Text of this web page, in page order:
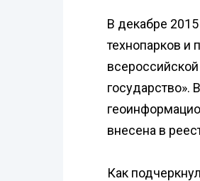
В декабре
технопарков и
государство».
внесена в
Как